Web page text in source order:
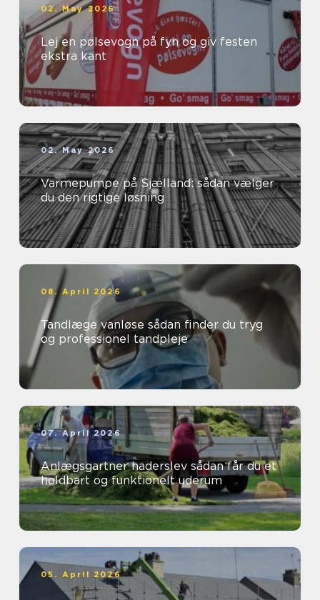
02. May 2026
Lej en pølsevogn på fyn og giv festen
ekstra kant
02. May 2026
Varmepumpe på Sjælland: sådan vælger
du den rigtige løsning
08. April 2026
Tandlæge vanløse sådan finder du tryg
og professionel tandpleje
07. April 2026
Anlægsgartner haderslev sådan får du et
holdbart og funktionelt uderum
05. April 2026